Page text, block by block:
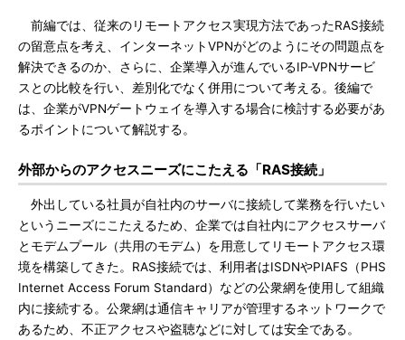
前編では、従来のリモートアクセス実現方法であったRAS接続
の留意点を考え、インターネットVPNがどのようにその問題点を
解決できるのか、さらに、企業導入が進んでいるIP-VPNサービ
スとの比較を行い、差別化でなく併用について考える。後編で
は、企業がVPNゲートウェイを導入する場合に検討する必要があ
るポイントについて解説する。
外部からのアクセスニーズにこたえる「RAS接続」
外出している社員が自社内のサーバに接続して業務を行いたい
というニーズにこたえるため、企業では自社内にアクセスサーバ
とモデムプール（共用のモデム）を用意してリモートアクセス環
境を構築してきた。RAS接続では、利用者はISDNやPIAFS（PHS
Internet Access Forum Standard）などの公衆網を使用して組織
内に接続する。公衆網は通信キャリアが管理するネットワークで
あるため、不正アクセスや盗聴などに対しては安全である。